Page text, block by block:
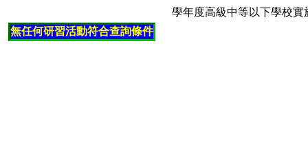
學年度高級中等以下學校
無任何研習活動符合查詢條件